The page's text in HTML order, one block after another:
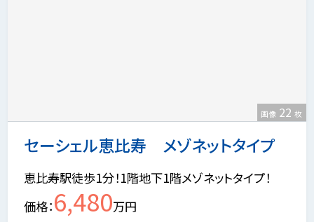
セーシェル恵比寿 メゾネットタイプ
画像 22 枚
恵比寿駅徒歩1分！1階地下1階メゾネットタイプ！
価格 6,480万円